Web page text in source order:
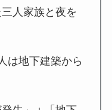
人家族と夜を
は地下建築から